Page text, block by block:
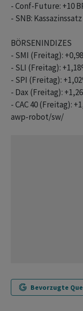
- Conf-Future: +10
- SNB:
BÖRSENINDIZES
- SMI (Freitag):
- SLI (Freitag):
- SPI (Freitag):
- Dax (Freitag):
awp-robot/sw/
Bevorzugte